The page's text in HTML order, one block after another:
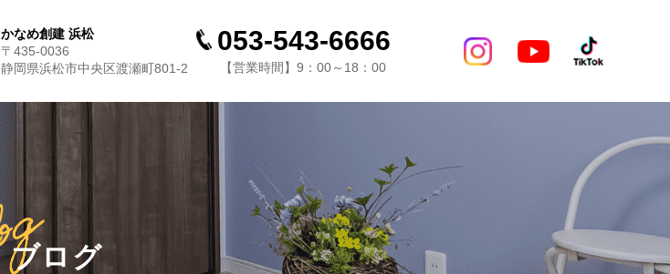
かなめ創建 浜松
〒435-0036
静岡県浜松市中央区渡瀬町801-2
053-543-6666
【営業時間】9：00～18：00
ブログ